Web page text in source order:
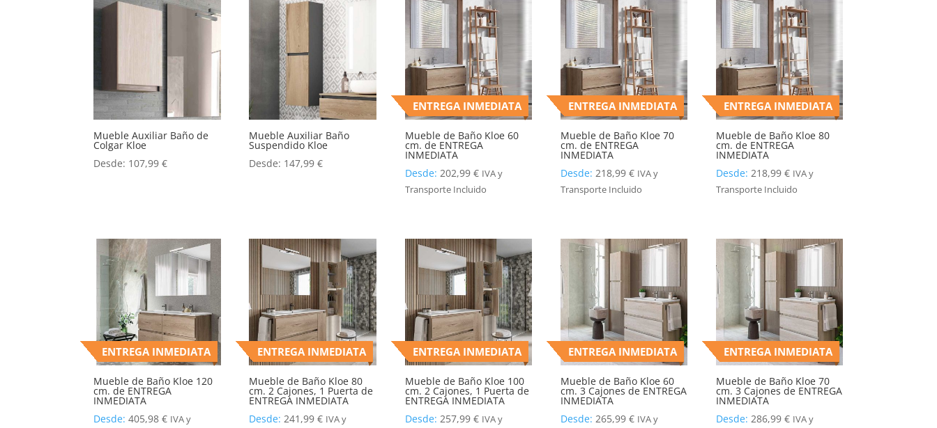
Mueble Auxiliar Baño de
Colgar Kloe
Desde: 107,99€
Mueble Auxiliar Baño
Suspendido Kloe
Desde: 147,99€
ENTREGA INMEDIATA
Mueble de Baño Kloe 60
cm. de ENTREGA
INMEDIATA
Desde: 202,99 € IVA y
Transporte Incluido
ENTREGA INMEDIATA
Mueble de Baño Kloe 70
cm. de ENTREGA
INMEDIATA
Desde: 218,99 € IVA y
Transporte Incluido
ENTREGA INMEDIATA
Mueble de Baño Kloe 80
cm. de ENTREGA
INMEDIATA
Desde: 218,99 € IVA y
Transporte Incluido
ENTREGA INMEDIATA
Mueble de Baño Kloe 120
cm. de ENTREGA
INMEDIATA
Desde:405,98€ IVA y
ENTREGA INMEDIATA
Mueble de Baño Kloe 80
cm. 2 Cajones, 1 Puerta de
ENTREGA INMEDIATA
Desde:241,99€ IVA y
ENTREGA INMEDIATA
Mueble de Baño Kloe 100
cm. 2 Cajones, 1 Puerta de
ENTREGA INMEDIATA
Desde: 257,99 € IVA y
ENTREGA INMEDIATA
Mueble de Baño Kloe 60
cm. 3 Cajones de ENTREGA
INMEDIATA
Desde: 265,99 € IVA y
ENTREGA INMEDIATA
Mueble de Baño Kloe 70
cm. 3 Cajones de ENTREGA
INMEDIATA
Desde: 286,99 € IVA y